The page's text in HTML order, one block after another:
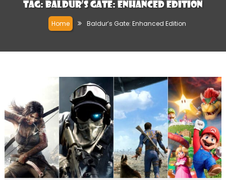
Tag: Baldur’s Gate: Enhanced Edition
Home Baldur’s Gate: Enhanced Edition